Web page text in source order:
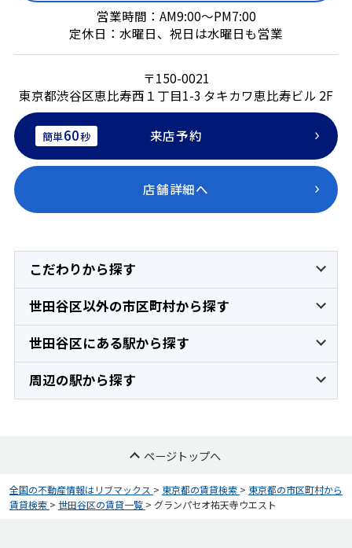
営業時間：AM9:00～PM7:00
定休日：水曜日、祝日は水曜日も営業
〒150-0021
東京都渋谷区恵比寿西１丁目1-3 タキカワ恵比寿ビル 2F
簡単60秒 来店予約
店舗詳細へ
こだわりから探す
世田谷区以外の市区町村から探す
世田谷区にある駅から探す
周辺の駅から探す
ページトップへ
全国の不動産情報はリブマックス > 東京都の賃貸検索 > 東京都の市区町村から
賃貸検索 > 世田谷区の賃貸一覧 > グランパセオ祐天寺ウエスト